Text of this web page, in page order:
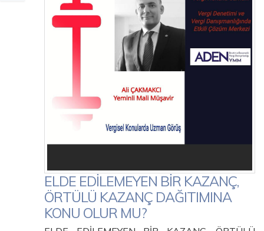
ELDE EDİLEMEYEN BİR KAZANÇ,
ÖRTÜLÜ KAZANÇ DAĞITIMINA
KONU OLUR MU?